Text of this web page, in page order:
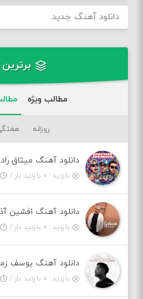
دانلود آهنگ جدید
مطالب ویژه
روزانه
دانلود آهنگ میثاق
بازدید : ۰ بازدید بار /
دانلود آهنگ افشین
بازدید : ۰ بازدید بار /
دانلود آهنگ یوسف
بازدید : ۰ بازدید بار /